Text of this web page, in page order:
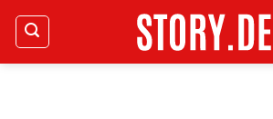
Zum
Inhalt
springen